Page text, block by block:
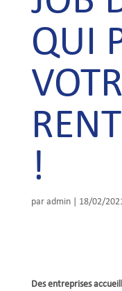
QUI
!
par admin| 18/02/
Des entreprises